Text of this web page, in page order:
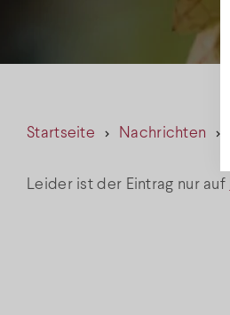
Startseite Nachrichten
Leider ist der Eintrag nur auf